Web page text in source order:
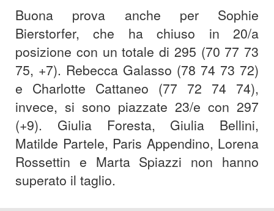
Buona prova anche per Sophie
Bierstorfer, che ha chiuso in 20/a
posizione con un totale di 295 (70 77 73
75, +7). Rebecca Galasso (78 74 73 72)
e Charlotte Cattaneo (77 72 74 74),
invece, si sono piazzate 23/e con 297
(+9). Giulia Foresta, Giulia Bellini,
Matilde Partele, Paris Appendino, Lorena
Rossettin e Marta Spiazzi non hanno
superato il taglio.